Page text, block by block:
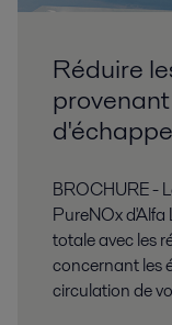
Réduire
BROCHURE -
PureNOx
totale avec les
concernant les
circulation de